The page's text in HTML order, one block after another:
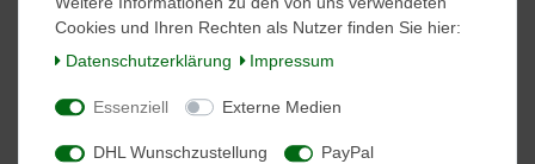
Über Uns
Vertrag widerrufen
Social Media
Cookies und Ihren Rechten als Nutzer finden Sie hier:
Daten­schutz­erklärung
Impressum
Essenziell Externe Medien
DHL Wunschzustellung PayPal